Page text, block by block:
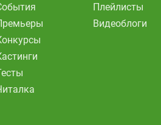
Плейлисты
Видеоблоги